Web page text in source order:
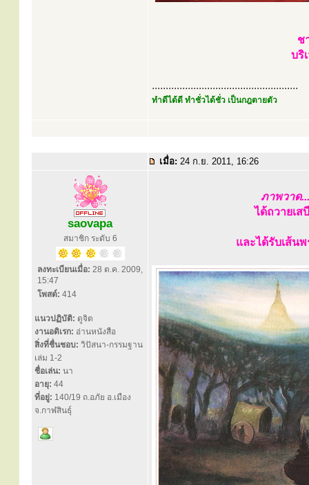
ช
บริ
.....................................................
ทำดีได้ดี ทำชั่วได้ชั่ว เป็นกฎตายตัว
เมื่อ: 24 ก.ย. 2011, 16:26
saovapa
สมาชิก ระดับ 6
ลงทะเบียนเมื่อ: 28 ต.ค. 2009,
15:47
โพสต์: 414
แนวปฏิบัติ: ดูจิต
งานอดิเรก: อ่านหนังสือ
สิ่งที่ชื่นชอบ: วิปัสนา-กรรมฐาน
เล่ม 1-2
ชื่อเล่น: นา
อายุ: 44
ที่อยู่: 140/19 ถ.อภัย อ.เมือง
จ.กาฬสินธุ์
ภาพวาด...
ได้ถวายเ
และได้รับเส้น